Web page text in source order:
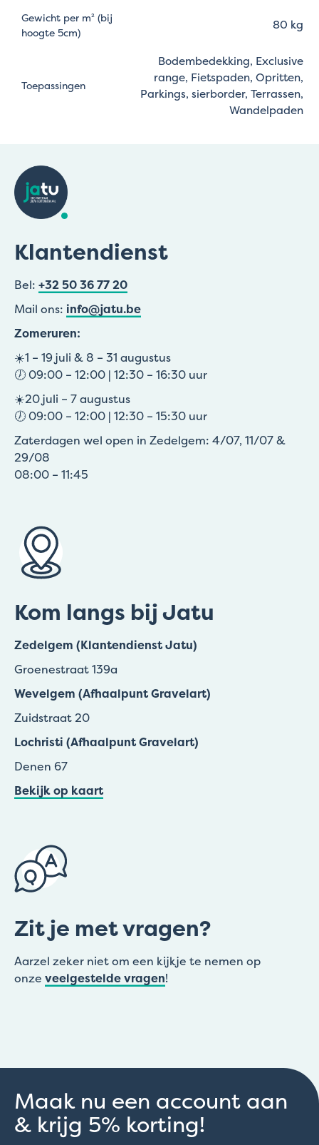
Gewicht per m² (bij
hoogte 5cm)
80 kg
Toepassingen
Bodembedekking, Exclusive
range, Fietspaden, Opritten,
Parkings, sierborder, Terrassen,
Wandelpaden
Klantendienst
Bel: +32 50 36 77 20
Mail ons: info@jatu.be
Zomeruren:
☀️1 – 19 juli & 8 – 31 augustus
🕖 09:00 – 12:00 | 12:30 – 16:30 uur
☀️20 juli – 7 augustus
🕖 09:00 – 12:00 | 12:30 – 15:30 uur
Zaterdagen wel open in Zedelgem: 4/07, 11/07 &
29/08
08:00 – 11:45
Kom langs bij Jatu
Zedelgem (Klantendienst Jatu)
Groenestraat 139a
Wevelgem (Afhaalpunt Gravelart)
Zuidstraat 20
Lochristi (Afhaalpunt Gravelart)
Denen 67
Bekijk op kaart
Zit je met vragen?
Aarzel zeker niet om een kijkje te nemen op
onze veelgestelde vragen!
Maak nu een account aan
& krijg 5% korting!